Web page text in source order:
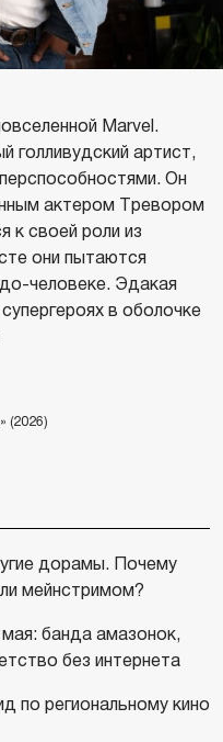
Marvel.
голливудский артист,
Он
актером Тревором
к своей роли из
они пытаются
человеке. Эдакая
в оболочке
(2026)
дорамы. Почему
мейнстримом?
банда амазонок,
без интернета
по региональному кино